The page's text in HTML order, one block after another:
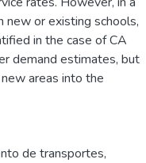
new or existing schools,
in the case of CA
demand estimates, but
areas into the
de transportes,